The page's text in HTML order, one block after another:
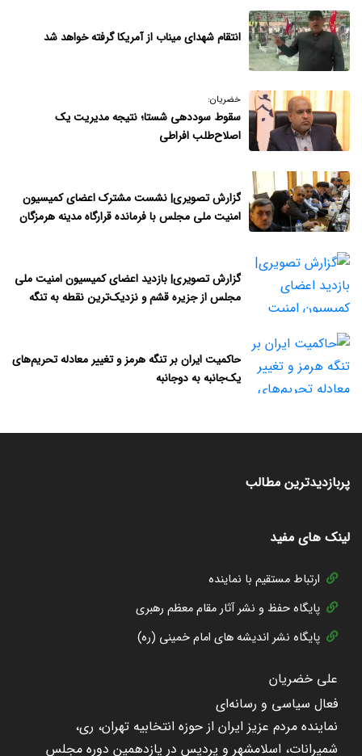
انتقام شهدای میناب از آمریکا گرفته خواهد شد
خضریان:
سقوط سوددهی شستا؛ نتیجه مدیر‌یت یک
اصلاح‌طلب افراطی
گزارش تصویری| نشست مشترک اعضای کمیسیون
امنیت ملی مجلس با فرمانده قرارگاه مدینه هرمزگان
گزارش تصویری| بازدید اعضای کمیسیون امنیت ملی
مجلس از جزیره قشم و نزدیک‌ترین نقطه به تنگه
حاکمیت ایران بر تنگه هرمز و تغییر معادله تحریم‌های
یک‌جانبه به دوجانبه
لینک های مفید
ارتباط مستقیم با نماینده
پایگاه حفظ و نشر آثار مقام معظم رهبری
پایگاه نشر اندیشه های امام خمینی (ره)
پربازدیدترین مطالب
علی خضریان
فعال سیاسی و رسانه‌ای
نماینده مردم عزیز ایران از حوزه انتخابیه تهران، ری،
شمیرانات، اسلامشهر و پردیس در یازدهمین دوره مجلس